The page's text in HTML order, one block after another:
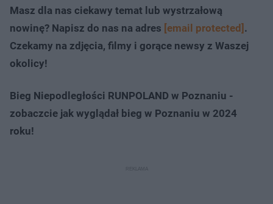
Masz dla nas ciekawy temat lub wystrzałową
nowinę? Napisz do nas na adres [email protected] .
Czekamy na zdjęcia, filmy i gorące newsy z Waszej
okolicy!
Bieg Niepodległości RUNPOLAND w Poznaniu -
zobaczcie jak wyglądał bieg w Poznaniu w 2024
roku!